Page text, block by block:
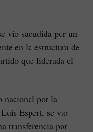
vio sacudida por un
en la estructura de
que liderada el
nacional por la
Espert, se vio
transferencia por